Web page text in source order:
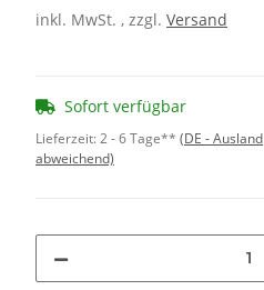
inkl. MwSt. , zzgl. Versand
Sofort verfügbar
Lieferzeit:2 - 6 Tage** (DE - Ausland
abweichend)